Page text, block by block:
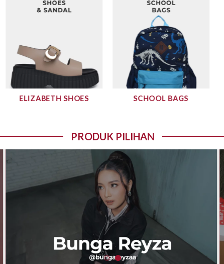
ELIZABETH SHOES SCHOOL BAGS
PRODUK PILIHAN